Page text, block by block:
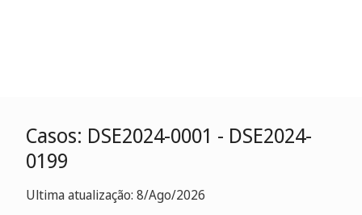
Casos: DSE2024-0001 - DSE2024-
0199
Ultima atualização: 8/Ago/2026